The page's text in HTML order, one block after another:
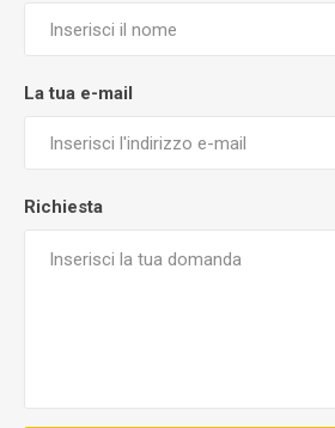
La tua e-mail
Richiesta